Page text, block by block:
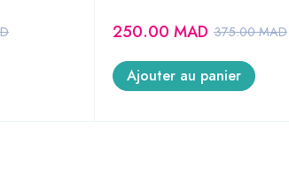
375.00MAD
250.00 MAD
Ajouter au panier